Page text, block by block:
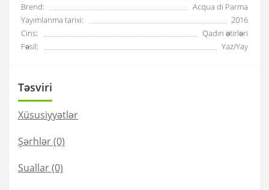
Brend:
Acqua di Parma
Yayımlanma tarixi:
2016
Cins:
Qadın ətirləri
Fəsil:
Yaz/Yay
Təsviri
Xüsusiyyətlər
Şərhlər (0)
Suallar(0)